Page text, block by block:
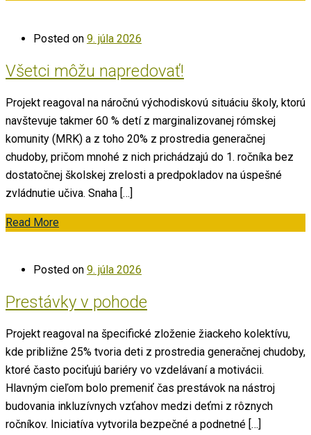
Posted on 9. júla 2026
Všetci môžu napredovať!
Projekt reagoval na náročnú východiskovú situáciu školy, ktorú
navštevuje takmer 60 % detí z marginalizovanej rómskej
komunity (MRK) a z toho 20% z prostredia generačnej
chudoby, pričom mnohé z nich prichádzajú do 1. ročníka bez
dostatočnej školskej zrelosti a predpokladov na úspešné
zvládnutie učiva. Snaha […]
Read More
Posted on 9. júla 2026
Prestávky v pohode
Projekt reagoval na špecifické zloženie žiackeho kolektívu,
kde približne 25% tvoria deti z prostredia generačnej chudoby,
ktoré často pociťujú bariéry vo vzdelávaní a motivácii.
Hlavným cieľom bolo premeniť čas prestávok na nástroj
budovania inkluzívnych vzťahov medzi deťmi z rôznych
ročníkov. Iniciatíva vytvorila bezpečné a podnetné […]